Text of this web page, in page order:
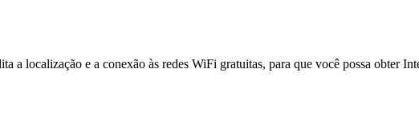
a localização e a conexão às redes WiFi gratuitas, para que você possa obter